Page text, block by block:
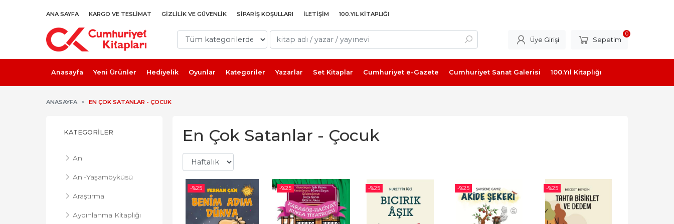
ANA SAYFA KARGO VE TESLIMAT GIZLILIK VE GÜVENLIK SIPARIŞ KOŞULLARI İLETIŞIM 100.YIL KITAPLIĞI
Üye Girişi Sepetim
0
Anasayfa Yeni Ürünler Hediyelik Oyunlar Kategoriler Yazarlar Set Kitaplar Cumhuriyet e-Gazete Cumhuriyet Sanat Galerisi 100.Yıl Kitaplığı
ANASAYFA EN ÇOK SATANLAR - ÇOCUK
KATEGORILER
Anı
Anı-Yaşamöyküsü
Araştırma
Aydınlanma Kitaplığı
En Çok Satanlar - Çocuk
-%25 -%25 -%25 -%25 -%25